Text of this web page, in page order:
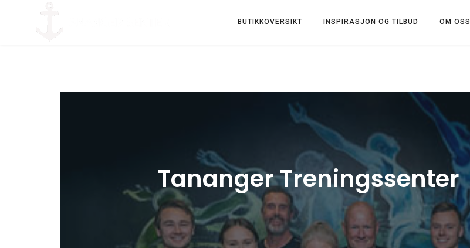
BUTIKKOVERSIKT INSPIRASJON OG TILBUD OM OSS
Tananger Treningssenter